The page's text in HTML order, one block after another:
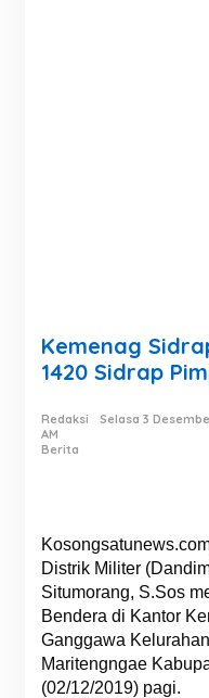
Kemenag
1420 Sidrap
Redaksi
Selasa 3
AM
Berita
Distrik Militer
Situmorang, S.Sos
Bendera di Kantor
Ganggawa
Maritengngae
(02/12/2019) pagi.